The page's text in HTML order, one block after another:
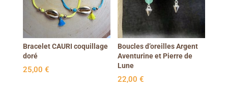
Bracelet CAURI coquillage
doré
25,00 €
Boucles d’oreilles Argent
Aventurine et Pierre de
Lune
22,00€